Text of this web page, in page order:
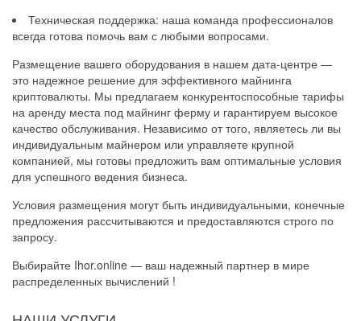
Техническая поддержка: наша команда профессионалов
всегда готова помочь вам с любыми вопросами.
Размещение вашего оборудования в нашем дата-центре —
это надежное решение для эффективного майнинга
криптовалюты. Мы предлагаем конкурентоспособные тарифы
на аренду места под майнинг ферму и гарантируем высокое
качество обслуживания. Независимо от того, являетесь ли вы
индивидуальным майнером или управляете крупной
компанией, мы готовы предложить вам оптимальные условия
для успешного ведения бизнеса.
Условия размещения могут быть индивидуальными, конечные
предложения рассчитываются и предоставляются строго по
запросу.
Выбирайте Ihor.online — ваш надежный партнер в мире
распределенных вычислений !